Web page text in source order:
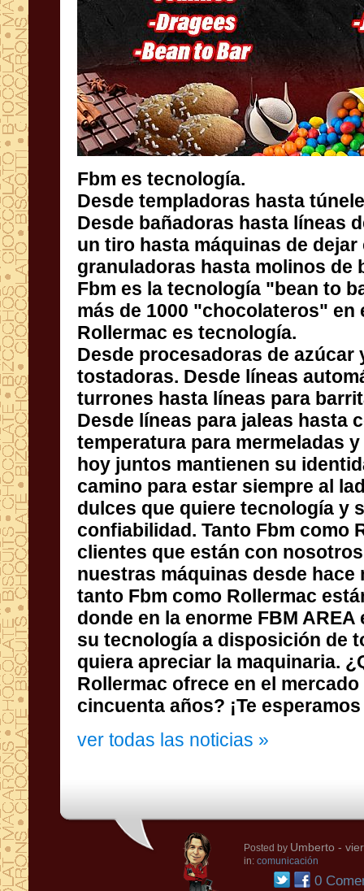
Fbm es tecnología.
Desde templadoras hasta
Desde bañadoras hasta líneas de
un tiro hasta máquinas de
granuladoras hasta molinos de
Fbm es la tecnología "bean to
más de 1000 "chocolateros" en
Rollermac es tecnología.
Desde procesadoras de azúcar
tostadoras. Desde líneas
turrones hasta líneas para
Desde líneas para jaleas hasta
temperatura para mermeladas y
hoy juntos mantienen su
camino para estar siempre al
dulces que quiere
confiabilidad. Tanto Fbm
clientes que están con
nuestras máquinas desde
tanto Fbm como Rollermac
donde en la enorme FBM
su tecnología a disposición
quiera apreciar la maquinaria.
Rollermac ofrece en el
cincuenta años? ¡Te
ver todas las noticias »
Posted by Umberto -
in: comunicación
0